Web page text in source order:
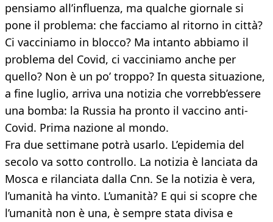
pensiamo all’influenza, ma qualche giornale si
pone il problema: che facciamo al ritorno in città?
Ci vacciniamo in blocco? Ma intanto abbiamo il
problema del Covid, ci vacciniamo anche per
quello? Non è un po’ troppo? In questa situazione,
a fine luglio, arriva una notizia che vorrebb’essere
una bomba: la Russia ha pronto il vaccino anti-
Covid. Prima nazione al mondo.
Fra due settimane potrà usarlo. L’epidemia del
secolo va sotto controllo. La notizia è lanciata da
Mosca e rilanciata dalla Cnn. Se la notizia è vera,
l’umanità ha vinto. L’umanità? E qui si scopre che
l’umanità non è una, è sempre stata divisa e